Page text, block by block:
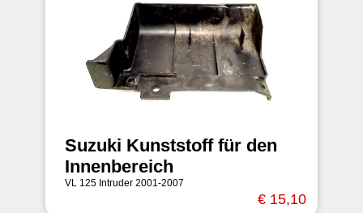
Suzuki Kunststoff für den
Innenbereich
VL 125 Intruder 2001-2007
€ 15,10